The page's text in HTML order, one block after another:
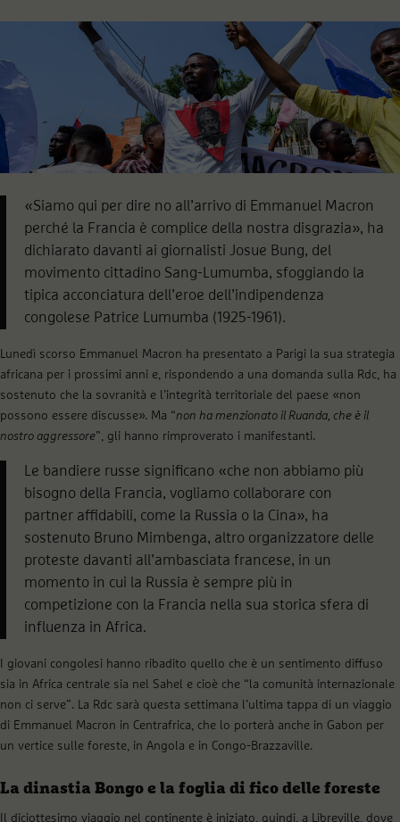
«Siamo qui per dire no all’arrivo di Emmanuel Macron
perché la Francia è complice della nostra disgrazia», ha
dichiarato davanti ai giornalisti Josue Bung, del
movimento cittadino Sang-Lumumba, sfoggiando la
tipica acconciatura dell’eroe dell’indipendenza
congolese Patrice Lumumba (1925-1961).
Lunedì scorso Emmanuel Macron ha presentato a Parigi la sua strategia
africana per i prossimi anni e, rispondendo a una domanda sulla Rdc, ha
sostenuto che la sovranità e l’integrità territoriale del paese «non
possono essere discusse». Ma “non ha menzionato il Ruanda, che è il
nostro aggressore”, gli hanno rimproverato i manifestanti.
Le bandiere russe significano «che non abbiamo più
bisogno della Francia, vogliamo collaborare con
partner affidabili, come la Russia o la Cina», ha
sostenuto Bruno Mimbenga, altro organizzatore delle
proteste davanti all’ambasciata francese, in un
momento in cui la Russia è sempre più in
competizione con la Francia nella sua storica sfera di
influenza in Africa.
I giovani congolesi hanno ribadito quello che è un sentimento diffuso
sia in Africa centrale sia nel Sahel e cioè che “la comunità internazionale
non ci serve”. La Rdc sarà questa settimana l’ultima tappa di un viaggio
di Emmanuel Macron in Centrafrica, che lo porterà anche in Gabon per
un vertice sulle foreste, in Angola e in Congo-Brazzaville.
La dinastia Bongo e la foglia di fico delle foreste
Il diciottesimo viaggio nel continente è iniziato, quindi, a Libreville, dove